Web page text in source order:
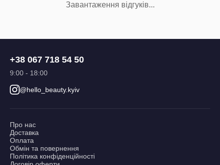
Завантаження відгуків...
+38 067 718 54 50
9:00 - 18:00
@hello_beauty.kyiv
Про нас
Доставка
Оплата
Обмін та повернення
Політика конфіденційності